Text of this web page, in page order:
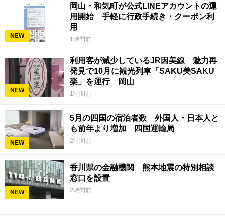
NEW
岡山・和気町が公式LINEアカウントの運
用開始 手軽に行政手続き・クーポン利
用
1時間前
NEW
利用客が減少しているJR因美線 魅力再
発見で10月に観光列車「SAKU美SAKU
楽」を運行 岡山
1時間前
NEW
5月の四国の宿泊者数 外国人・日本人と
も前年より増加 四国運輸局
2時間前
NEW
香川県の金融機関 熊本地震の特別相談
窓口を設置
2時間前